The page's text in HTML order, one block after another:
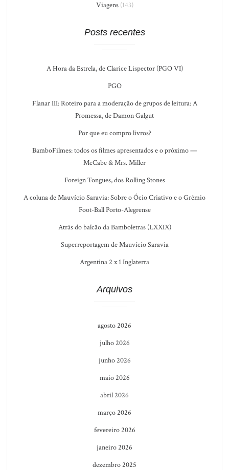
Viagens(143)
Posts recentes
A Hora da Estrela, de Clarice Lispector (PGO VI)
PGO
Flanar III: Roteiro para a moderação de grupos de leitura: A
Promessa, de Damon Galgut
Por que eu compro livros?
BamboFilmes: todos os filmes apresentados e o próximo —
McCabe & Mrs. Miller
Foreign Tongues, dos Rolling Stones
A coluna de Mauvício Saravia: Sobre o Ócio Criativo e o Grêmio
Foot-Ball Porto-Alegrense
Atrás do balcão da Bamboletras (LXXIX)
Superreportagem de Mauvício Saravia
Argentina 2 x 1 Inglaterra
Arquivos
agosto 2026
julho 2026
junho 2026
maio 2026
abril 2026
março 2026
fevereiro 2026
janeiro 2026
dezembro 2025